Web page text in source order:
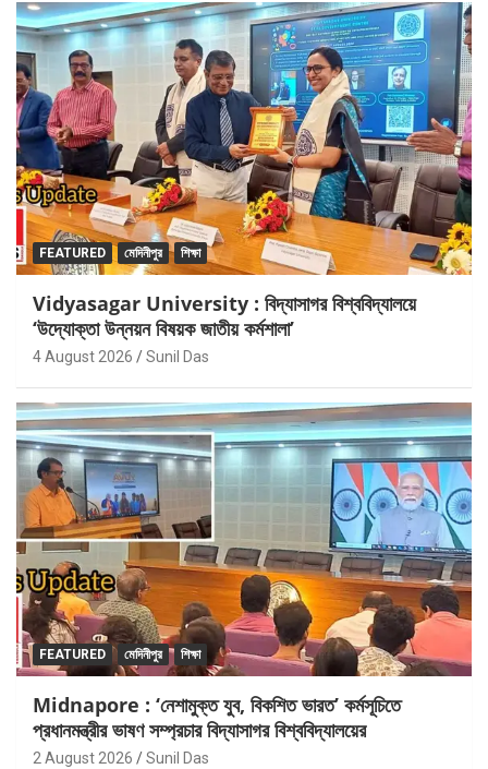
FEATURED মেদিনীপুর শিক্ষা
Vidyasagar University : বিদ্যাসাগর বিশ্ববিদ্যালয়ে
‘উদ্যোক্তা উন্নয়ন বিষয়ক জাতীয় কর্মশালা’
4 August 2026 Sunil Das
FEATURED মেদিনীপুর শিক্ষা
Midnapore : ‘নেশামুক্ত যুব, বিকশিত ভারত’ কর্মসূচিতে
প্রধানমন্ত্রীর ভাষণ সম্প্রচার বিদ্যাসাগর বিশ্ববিদ্যালয়ের
2 August 2026 Sunil Das